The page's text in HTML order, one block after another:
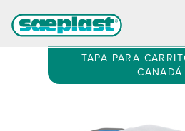
TAPA PARA
CANADÁ